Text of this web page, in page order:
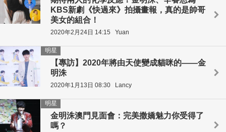
KBS新劇《快過來》拍攝畫報，真的是帥哥
美女的組合！
2020年2月24日 14:15 Yuan
【專訪】2020年將由天使變成貓咪的——金
明洙
明星
2020年1月13日 08:30 Lancy
金明洙澳門見面會：完美撒嬌魅力你受得了
嗎？
明星